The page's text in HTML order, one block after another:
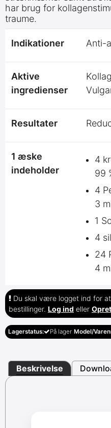
har brug for
traume.
Indikationer Anti-
Aktive
ingredienser
Resultater
1 æske
indeholder
4
99
4
3
1
4
24
4
Du skal være logget ind for
bestillinger. Log ind eller
Lagerstatus: På lager Model/
Beskrivelse